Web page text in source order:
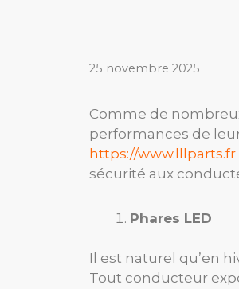
25 novembre 2025
Comme de
performances de
https://www.lllparts.fr
sécurité aux
Phares LED
Il est naturel qu’en
Tout conducteur